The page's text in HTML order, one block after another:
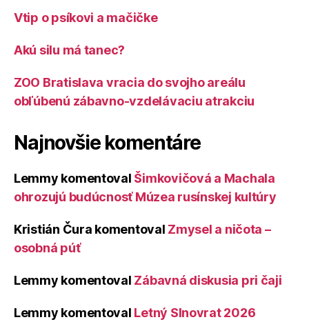
Vtip o psíkovi a mačičke
Akú silu má tanec?
ZOO Bratislava vracia do svojho areálu
obľúbenú zábavno-vzdelávaciu atrakciu
Najnovšie komentáre
Lemmy komentoval Šimkovičová a Machala
ohrozujú budúcnosť Múzea rusínskej kultúry
Kristián Čura komentoval Zmysel a ničota –
osobná púť
Lemmy komentoval Zábavná diskusia pri čaji
Lemmy komentoval Letný Slnovrat 2026